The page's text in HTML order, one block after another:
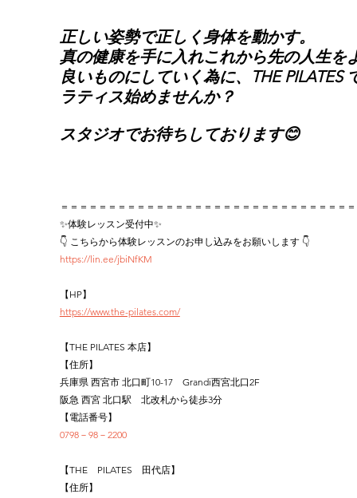
正しい姿勢で正しく身体を動かす。
真の健康を手に入れこれから先の人生を
良いものにしていく為に、THE PILATES
ラティス始めませんか？
スタジオでお待ちしております😊
＝＝＝＝＝＝＝＝＝＝＝＝＝＝＝＝＝＝＝＝＝＝＝＝＝＝＝＝＝＝
✨体験レッスン受付中✨
👇 こちらから体験レッスンのお申し込みをお願いします 👇
https://lin.ee/jbiNfKM
【HP】
https://www.the-pilates.com/
【THE PILATES 本店】
【住所】
兵庫県 西宮市 北口町10-17　Grandi西宮北口2F
阪急 西宮 北口駅　北改札から徒歩3分
【電話番号】
0798－98－2200
【THE　PILATES　田代店】
【住所】